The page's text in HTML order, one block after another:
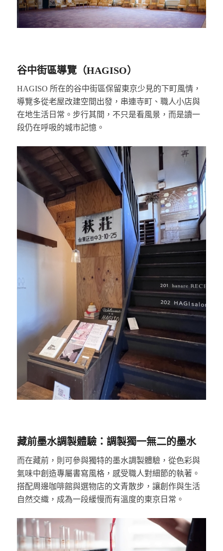
谷中街區導覽（HAGISO）
HAGISO 所在的谷中街區保留東京少見的下町風情，
導覽多從老屋改建空間出發，串連寺町、職人小店與
在地生活日常。步行其間，不只是看風景，而是讀一
段仍在呼吸的城市記憶。
藏前墨水調製體驗：調製獨一無二的墨水
而在藏前，則可參與獨特的墨水調製體驗，從色彩與
氣味中創造專屬書寫風格，感受職人對細節的執著。
搭配周邊咖啡館與選物店的文青散步，讓創作與生活
自然交織，成為一段緩慢而有溫度的東京日常。